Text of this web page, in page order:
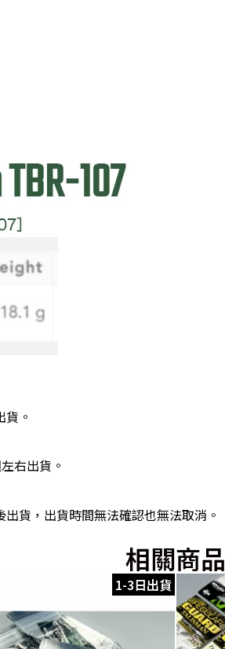
。
右出貨。
貨，出貨時間無法確認也無法取消。
相關商品
1-3日出貨